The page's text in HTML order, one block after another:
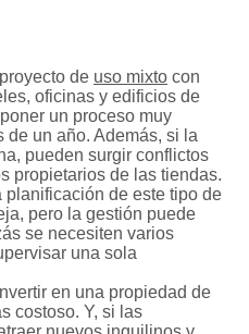
de uso mixto con
oficinas y edificios de
un proceso muy
de un año. Además, si la
pueden surgir conflictos
propietarios de las tiendas.
planificación de este tipo de
pero la gestión puede
se necesiten varios
una sola
Invertir en una propiedad de
costoso. Y, si las